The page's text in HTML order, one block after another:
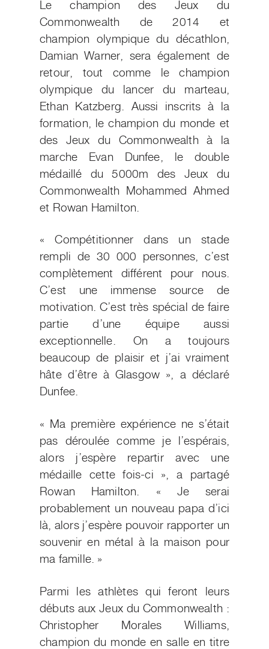
Le champion des Jeux du
Commonwealth de 2014 et
champion olympique du décathlon,
Damian Warner, sera également de
retour, tout comme le champion
olympique du lancer du marteau,
Ethan Katzberg. Aussi inscrits à la
formation, le champion du monde et
des Jeux du Commonwealth à la
marche Evan Dunfee, le double
médaillé du 5000m des Jeux du
Commonwealth Mohammed Ahmed
et Rowan Hamilton.
« Compétitionner dans un stade
rempli de 30 000 personnes, c’est
complètement différent pour nous.
C’est une immense source de
motivation. C’est très spécial de faire
partie d’une équipe aussi
exceptionnelle. On a toujours
beaucoup de plaisir et j’ai vraiment
hâte d’être à Glasgow », a déclaré
Dunfee.
« Ma première expérience ne s’était
pas déroulée comme je l’espérais,
alors j’espère repartir avec une
médaille cette fois-ci », a partagé
Rowan Hamilton. « Je serai
probablement un nouveau papa d’ici
là, alors j’espère pouvoir rapporter un
souvenir en métal à la maison pour
ma famille. »
Parmi les athlètes qui feront leurs
débuts aux Jeux du Commonwealth :
Christopher Morales Williams,
champion du monde en salle en titre